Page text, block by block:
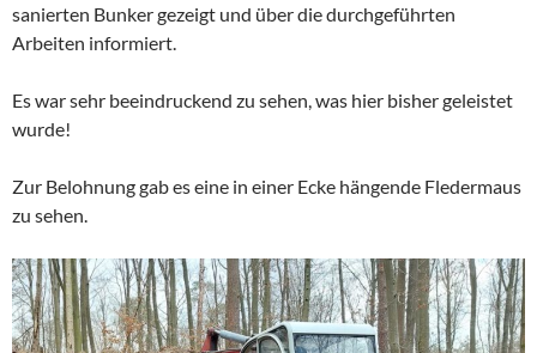
sanierten Bunker gezeigt und über die durchgeführten
Arbeiten informiert.
Es war sehr beeindruckend zu sehen, was hier bisher geleistet
wurde!
Zur Belohnung gab es eine in einer Ecke hängende Fledermaus
zu sehen.